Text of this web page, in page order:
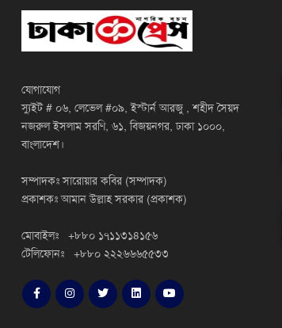
যোগাযোগ
স্যুইট # ০৬, লেভেল #০৯, ইস্টার্ন আরজু , শহীদ সৈয়দ
নজরুল ইসলাম সরণি, ৬১, বিজয়নগর, ঢাকা ১০০০,
বাংলাদেশ।
সম্পাদকঃ সারোয়ার কবির (সম্পাদক)
প্রকাশকঃ আমান উল্লাহ সরকার (প্রকাশক)
মোবাইলঃ +৮৮০ ১৭১১৩১৪১৫৬
টেলিফোনঃ +৮৮০ ২২২৬৬৬৫৫৩৩